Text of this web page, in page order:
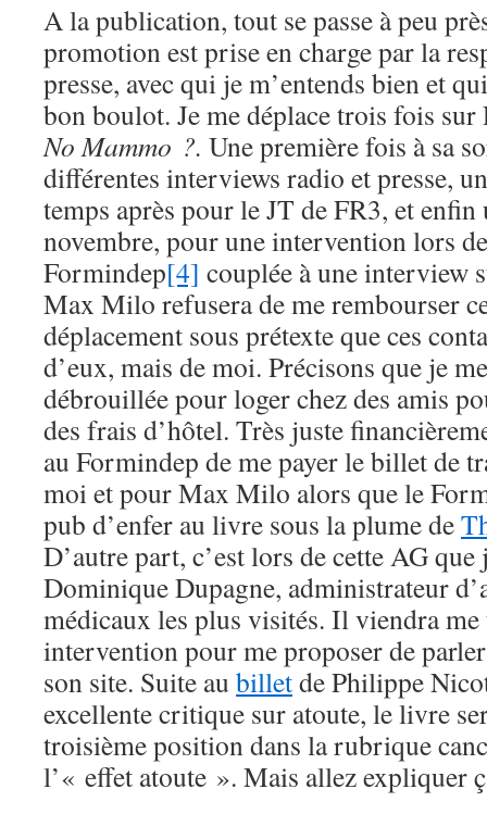
A la publication, tout se passe à peu
promotion est prise en charge par la
presse, avec qui je m’entends bien et
bon boulot. Je me déplace trois fois
No Mammo ?. Une première fois à sa
différentes interviews radio et presse,
temps après pour le JT de FR3, et
novembre, pour une intervention lors
Formindep[4] couplée à une interview
Max Milo refusera de me rembourser
déplacement sous prétexte que ces
d’eux, mais de moi. Précisons que je
débrouillée pour loger chez des amis
des frais d’hôtel. Très juste
au Formindep de me payer le billet de
moi et pour Max Milo alors que le
pub d’enfer au livre sous la plume de
D’autre part, c’est lors de cette AG
Dominique Dupagne, administrateur
médicaux les plus visités. Il viendra
intervention pour me proposer de
son site. Suite au billetde Philippe
excellente critique sur atoute, le livre
troisième position dans la rubrique
l’« effet atoute ». Mais allez